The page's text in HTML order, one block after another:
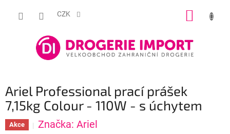
CZK
Ariel Professional prací prášek
7,15kg Colour - 110W - s úchytem
Akce Značka: Ariel